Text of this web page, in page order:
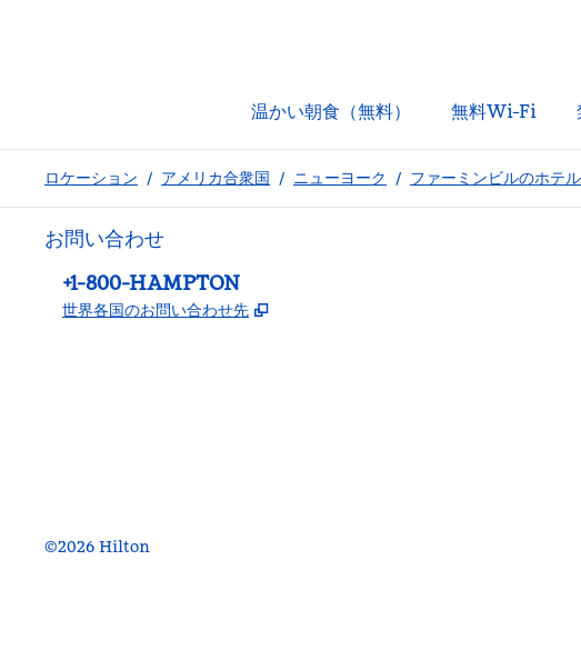
温かい朝食（無料） 無料Wi-Fi
ロケーション / アメリカ合衆国 / ニューヨーク / ファーミンビルのホテル
お問い合わせ
電話：
+1-800-HAMPTON
世界各国のお問い合わせ先 ,
©2026 Hilton